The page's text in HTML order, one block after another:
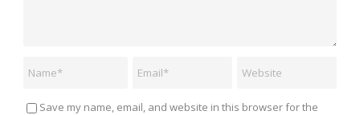
Save my name, email, and website in this browser for the